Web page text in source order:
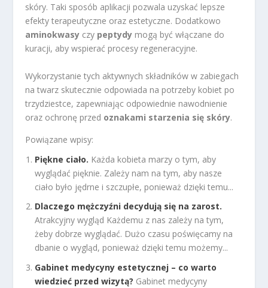
skóry. Taki sposób aplikacji pozwala uzyskać lepsze
efekty terapeutyczne oraz estetyczne. Dodatkowo
aminokwasy czy peptydy mogą być włączane do
kuracji, aby wspierać procesy regeneracyjne.
Wykorzystanie tych aktywnych składników w zabiegach
na twarz skutecznie odpowiada na potrzeby kobiet po
trzydziestce, zapewniając odpowiednie nawodnienie
oraz ochronę przed oznakami starzenia się skóry.
Powiązane wpisy:
Piękne ciało. Każda kobieta marzy o tym, aby
wyglądać pięknie. Zależy nam na tym, aby nasze
ciało było jędrne i szczupłe, ponieważ dzięki temu...
Dlaczego mężczyźni decydują się na zarost.
Atrakcyjny wygląd Każdemu z nas zależy na tym,
żeby dobrze wyglądać. Dużo czasu poświęcamy na
dbanie o wygląd, ponieważ dzięki temu możemy...
Gabinet medycyny estetycznej – co warto
wiedzieć przed wizytą? Gabinet medycyny